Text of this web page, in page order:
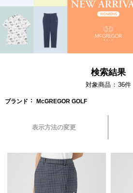
検索結果
対象商品 36件
ブランド McGREGOR GOLF
表示方法の変更